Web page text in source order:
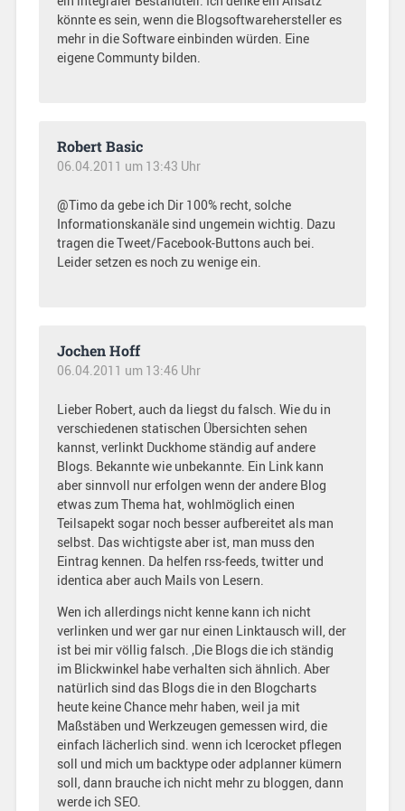
könnte es sein, wenn die Blogsoftwarehersteller es
mehr in die Software einbinden würden. Eine
eigene Communty bilden.
Robert Basic
06.04.2011 um 13:43 Uhr
@Timo da gebe ich Dir 100% recht, solche
Informationskanäle sind ungemein wichtig. Dazu
tragen die Tweet/Facebook-Buttons auch bei.
Leider setzen es noch zu wenige ein.
Jochen Hoff
06.04.2011 um 13:46 Uhr
Lieber Robert, auch da liegst du falsch. Wie du in
verschiedenen statischen Übersichten sehen
kannst, verlinkt Duckhome ständig auf andere
Blogs. Bekannte wie unbekannte. Ein Link kann
aber sinnvoll nur erfolgen wenn der andere Blog
etwas zum Thema hat, wohlmöglich einen
Teilsapekt sogar noch besser aufbereitet als man
selbst. Das wichtigste aber ist, man muss den
Eintrag kennen. Da helfen rss-feeds, twitter und
identica aber auch Mails von Lesern.
Wen ich allerdings nicht kenne kann ich nicht
verlinken und wer gar nur einen Linktausch will, der
ist bei mir völlig falsch. ‚Die Blogs die ich ständig
im Blickwinkel habe verhalten sich ähnlich. Aber
natürlich sind das Blogs die in den Blogcharts
heute keine Chance mehr haben, weil ja mit
Maßstäben und Werkzeugen gemessen wird, die
einfach lächerlich sind. wenn ich Icerocket pflegen
soll und mich um backtype oder adplanner kümern
soll, dann brauche ich nicht mehr zu bloggen, dann
werde ich SEO.